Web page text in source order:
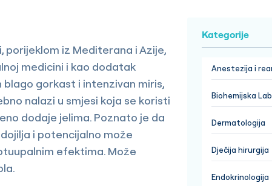
porijeklom iz Mediterana i Azije,
medicini i kao dodatak
blago gorkast i intenzivan miris,
nalazi u smjesi koja se koristi
dodaje jelima. Poznato je da
i potencijalno može
efektima. Može
Kategorije
Anestezija i
Biohemijska
Dermatologija
Dječija hirurgija
Endokrinologija